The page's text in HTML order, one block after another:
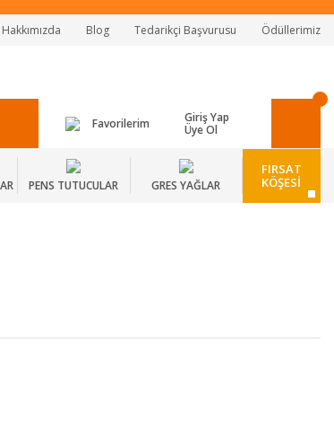
Hakkımızda Blog Tedarikçi Başvurusu Ödüllerimiz
Favorilerim
Giriş Yap
Üye Ol
PENS TUTUCULAR GRES YAĞLAR
FIRSAT
KÖŞESİ